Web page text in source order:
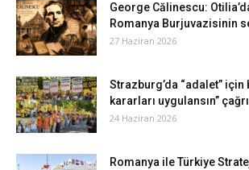
George Călinescu:
Romanya Burjuvazisinin
27 Haziran 2026
Strazburg’da “adalet” için
kararları uygulansın”
24 Haziran 2026
Romanya ile Türkiye